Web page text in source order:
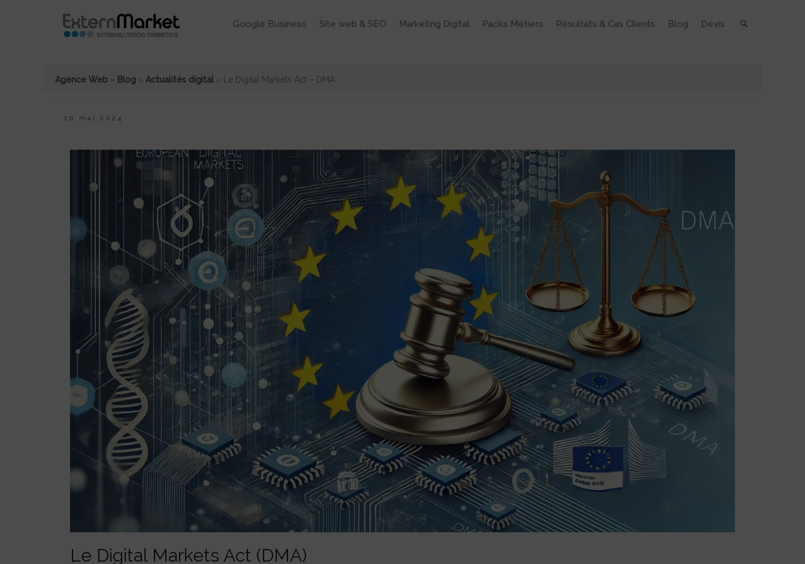
Google Business Site web & SEO Marketing Digital Packs Métiers Résultats & Cas Clients Blog Devis
Agence Web » Blog » Actualités digital » Le Digital Markets Act – DMA
10 mai 2024
Le Digital Markets Act (DMA)